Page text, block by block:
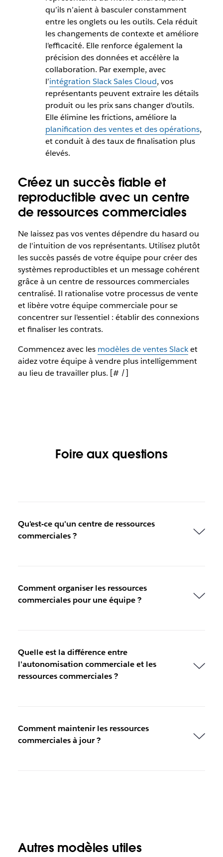
qu’ils n’aient à basculer constamment
entre les onglets ou les outils. Cela réduit
les changements de contexte et améliore
l'efficacité. Elle renforce également la
précision des données et accélère la
collaboration. Par exemple, avec
l’intégration Slack Sales Cloud, vos
représentants peuvent extraire les détails
produit ou les prix sans changer d'outils.
Elle élimine les frictions, améliore la
planification des ventes et des opérations,
et conduit à des taux de finalisation plus
élevés.
Créez un succès fiable et
reproductible avec un centre
de ressources commerciales
Ne laissez pas vos ventes dépendre du hasard ou
de l'intuition de vos représentants. Utilisez plutôt
les succès passés de votre équipe pour créer des
systèmes reproductibles et un message cohérent
grâce à un centre de ressources commerciales
centralisé. Il rationalise votre processus de vente
et libère votre équipe commerciale pour se
concentrer sur l'essentiel : établir des connexions
et finaliser les contrats.
Commencez avec les modèles de ventes Slacket
aidez votre équipe à vendre plus intelligemment
au lieu de travailler plus. [# /]
Foire aux questions
Qu'est-ce qu'un centre de ressources
commerciales ?
Comment organiser les ressources
commerciales pour une équipe ?
Quelle est la différence entre
l'autonomisation commerciale et les
ressources commerciales ?
Comment maintenir les ressources
commerciales à jour ?
Autres modèles utiles